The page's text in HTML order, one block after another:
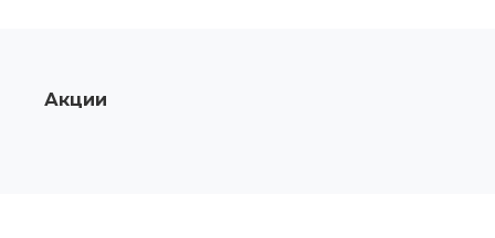
Акции